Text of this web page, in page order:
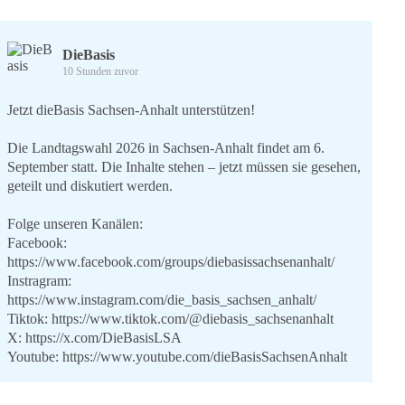
DieBasis
10 Stunden zuvor
Jetzt dieBasis Sachsen-Anhalt unterstützen!
Die Landtagswahl 2026 in Sachsen-Anhalt findet am 6.
September statt. Die Inhalte stehen – jetzt müssen sie gesehen,
geteilt und diskutiert werden.
Folge unseren Kanälen:
Facebook:
https://www.facebook.com/groups/diebasissachsenanhalt/
Instragram:
https://www.instagram.com/die_basis_sachsen_anhalt/
Tiktok: https://www.tiktok.com/@diebasis_sachsenanhalt
X: https://x.com/DieBasisLSA
Youtube: https://www.youtube.com/dieBasisSachsenAnhalt